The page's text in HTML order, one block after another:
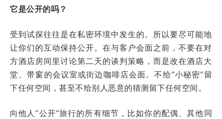
它是公开的吗？
受到试探往往是在私密环境中发生的。所以要尽可能地
让你们的互动保持公开。在与客户会面之前，不要在对
方酒店房间里讨论第二天的谈判策略，而是改在酒店大
堂、带窗的会议室或街边咖啡店会面。不给“小秘密”留
下任何空间，甚至不给别人恶意的猜测留下任何空间。
向他人“公开”旅行的所有细节，比如你的配偶、其他同